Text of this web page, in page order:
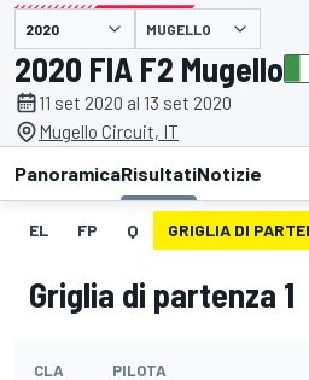
presentato da MUGELLO
2020 FIA F2 Mugello
11 set 2020 al 13 set 2020
Mugello Circuit, IT
PanoramicaRisultatiNotizie
EL FP Q GRIGLIA DI
Griglia di partenza 1
CLA PILOTA